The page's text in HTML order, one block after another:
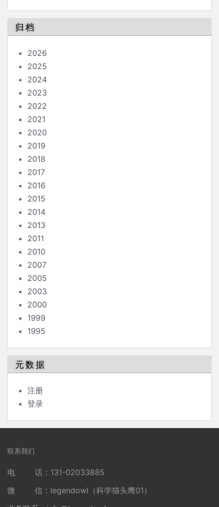
归档
2026
2025
2024
2023
2022
2021
2020
2019
2018
2017
2016
2015
2014
2013
2011
2010
2007
2005
2003
2000
1999
1995
元数据
注册
登录
联系我们
电 话：131-02033885
微 信：legendowl（科学猫头鹰01）